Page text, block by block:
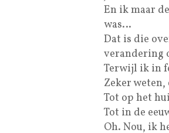
En ik maar
was…
Dat is die
verandering
Terwijl ik in
Zeker
Tot op het
Tot in de
Oh. Nou, ik